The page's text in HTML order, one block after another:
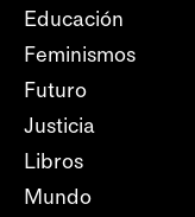
Educación
Feminismos
Futuro
Justicia
Libros
Mundo